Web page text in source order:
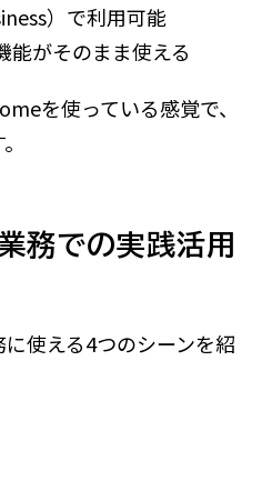
）で利用可能
能がそのまま使える
を使っている感覚で、
務での実践活用
使える4つのシーンを紹